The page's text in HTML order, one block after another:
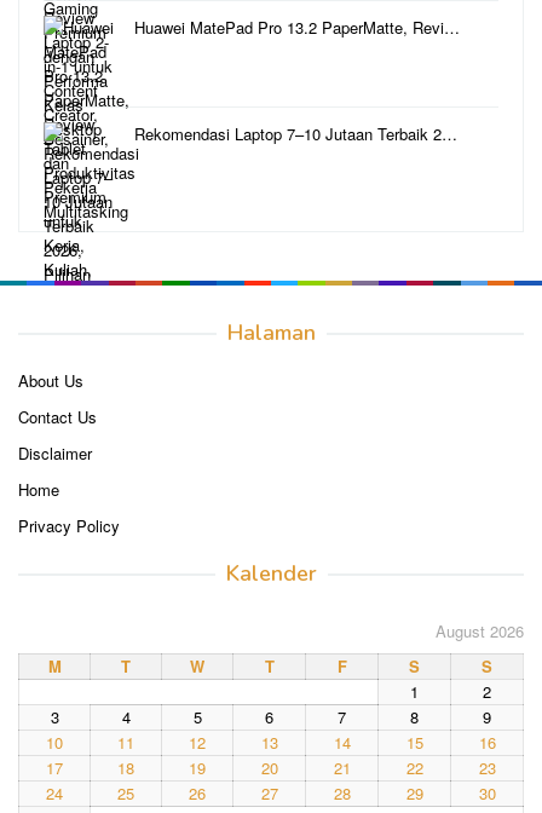
Huawei MatePad Pro 13.2 PaperMatte, Revi…
Rekomendasi Laptop 7–10 Jutaan Terbaik 2…
Halaman
About Us
Contact Us
Disclaimer
Home
Privacy Policy
Kalender
August 2026
M
T W T F S
S
1
2
3
4 5 6 7 8
9
10
11 12 13 14 15
16
17
18 19 20 21 22
23
24
25 26 27 28 29
30